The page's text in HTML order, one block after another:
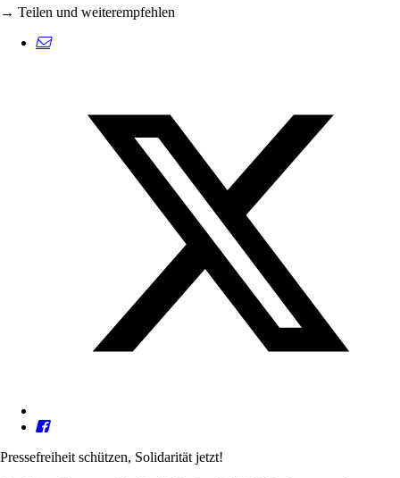
→ Teilen und weiterempfehlen
Pressefreiheit schützen, Solidarität jetzt!